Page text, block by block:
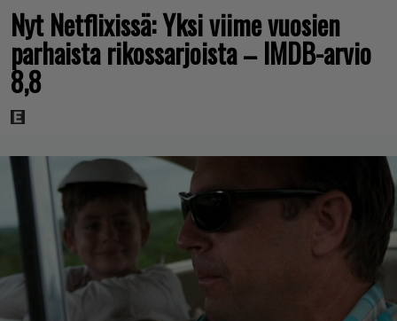
Nyt Netflixissä: Yksi viime vuosien
parhaista rikossarjoista – IMDB-arvio
8,8